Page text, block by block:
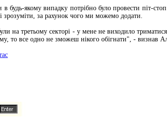
якому випадку потрібно було провести піт-
за рахунок чого ми можемо додати.
третьому секторі - у мене не виходило
то все одно не зможеш нікого обігнати", - визнав